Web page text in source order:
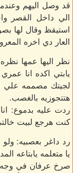
قد وصل اليهم
الي داخل القصر
استيقظ وقال لها
العار دي اخره
نظر اليها عمها
يابتي اكده انا
لجيتك مصممه علي
هتتجوزيه بالغصب.
ردت عليه بدموع:
كنت هرجع لبيت
رد داغر بعصبيه:
يا متعلمه يابتاعه
صرخ عرفان في وجه